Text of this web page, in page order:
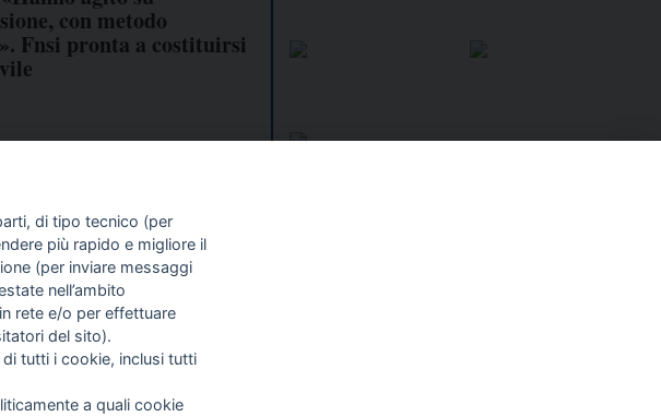
con metodo
Fnsi pronta a costituirsi
INTELLIGENZA
di tipo tecnico (per
più rapido e migliore il
(per inviare messaggi
nell’ambito
rete e/o per effettuare
del sito).
di tutti i cookie, inclusi tutti
a quali cookie